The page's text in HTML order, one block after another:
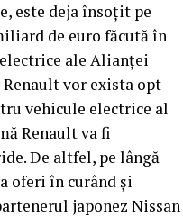
este deja însoţit pe
de euro făcută în
ale Alianţei
vor exista opt
vehicule electrice al
Renault va fi
De altfel, pe lângă
oferi în curând şi
japonez Nissan